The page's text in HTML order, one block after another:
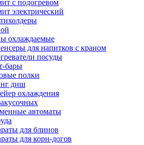
с подогревом
электрический
охлаждаемые
для напитков с краном
посуды
бары
полки
диш
охлаждения
автоматы
для блинов
для корн-догов